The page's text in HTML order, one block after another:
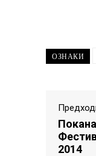
ОЗНАКИ
2014